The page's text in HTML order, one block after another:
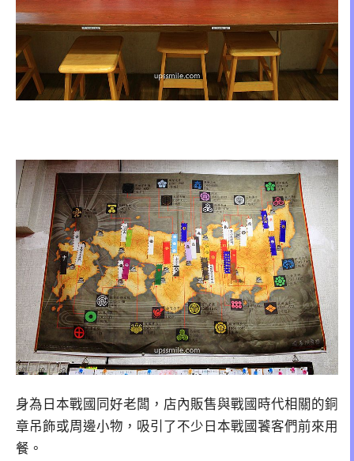
身為日本戰國同好老闆，店內販售與戰國時代相關的銅
章吊飾或周邊小物，吸引了不少日本戰國饕客們前來用
餐。